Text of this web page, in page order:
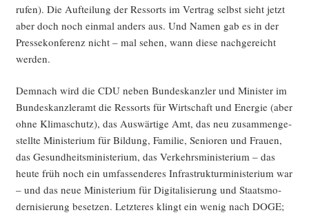
ru­fen). Die Auf­tei­lung der Res­sorts im Ver­trag selbst sieht jetzt
aber doch noch ein­mal anders aus. Und Namen gab es in der
Pres­se­kon­fe­renz nicht – mal sehen, wann die­se nach­ge­reicht
werden.
Dem­nach wird die CDU neben Bun­des­kanz­ler und Minis­ter im
Bun­des­kanz­ler­amt die Res­sorts für Wirt­schaft und Ener­gie (aber
ohne Kli­ma­schutz), das Aus­wär­ti­ge Amt, das neu zusam­men­ge­
stell­te Minis­te­ri­um für Bil­dung, Fami­lie, Senio­ren und Frau­en,
das Gesund­heits­mi­nis­te­ri­um, das Ver­kehrs­mi­nis­te­ri­um – das
heu­te früh noch ein umfas­sen­de­res Infra­struk­tur­mi­nis­te­ri­um war
– und das neue Minis­te­ri­um für Digi­ta­li­sie­rung und Staats­mo­
der­ni­sie­rung beset­zen. Letz­te­res klingt ein wenig nach DOGE;